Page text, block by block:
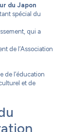
du Japon
spécial du
qui a
de l’Association
de l’éducation
et de